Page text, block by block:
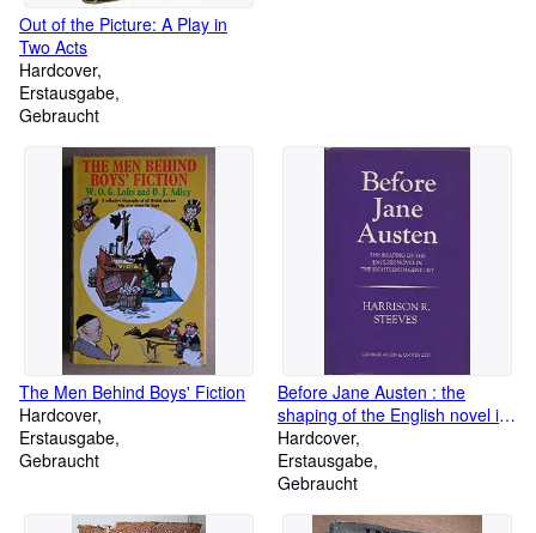
Out of the Picture: A Play in
Two Acts
Hardcover
Erstausgabe
Gebraucht
The Men Behind Boys' Fiction
Hardcover
Erstausgabe
Gebraucht
Before Jane Austen : the
shaping of the English novel in
the eighteenth century
Hardcover
Erstausgabe
Gebraucht